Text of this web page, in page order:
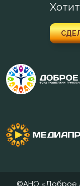
©АНО «Доброе